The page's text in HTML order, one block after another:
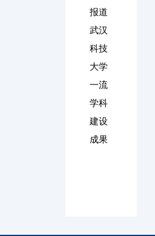
报道
武汉
科技
大学
一流
学科
建设
成果